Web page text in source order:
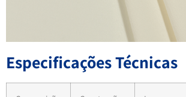
Especificações Técnicas